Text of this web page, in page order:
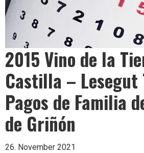
kurz
für
schlechten
2015 Vino de la
Castilla –
Pagos de Familia
de Griñón
26. November 2021